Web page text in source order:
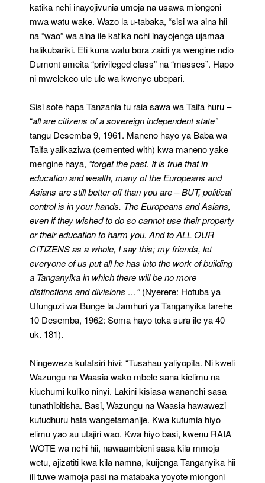
katika nchi inayojivunia umoja na usawa miongoni
mwa watu wake. Wazo la u-tabaka, “sisi wa aina hii
na “wao” wa aina ile katika nchi inayojenga ujamaa
halikubariki. Eti kuna watu bora zaidi ya wengine ndio
Dumont ameita “privileged class” na “masses”. Hapo
ni mwelekeo ule ule wa kwenye ubepari.
Sisi sote hapa Tanzania tu raia sawa wa Taifa huru –
“all are citizens of a sovereign independent state”
tangu Desemba 9, 1961. Maneno hayo ya Baba wa
Taifa yalikaziwa (cemented with) kwa maneno yake
mengine haya, “forget the past. It is true that in
education and wealth, many of the Europeans and
Asians are still better off than you are – BUT, political
control is in your hands. The Europeans and Asians,
even if they wished to do so cannot use their property
or their education to harm you. And to ALL OUR
CITIZENS as a whole, I say this; my friends, let
everyone of us put all he has into the work of building
a Tanganyika in which there will be no more
distinctions and divisions …”(Nyerere: Hotuba ya
Ufunguzi wa Bunge la Jamhuri ya Tanganyika tarehe
10 Desemba, 1962: Soma hayo toka sura ile ya 40
uk. 181).
Ningeweza kutafsiri hivi: “Tusahau yaliyopita. Ni kweli
Wazungu na Waasia wako mbele sana kielimu na
kiuchumi kuliko ninyi. Lakini kisiasa wananchi sasa
tunathibitisha. Basi, Wazungu na Waasia hawawezi
kutudhuru hata wangetamanije. Kwa kutumia hiyo
elimu yao au utajiri wao. Kwa hiyo basi, kwenu RAIA
WOTE wa nchi hii, nawaambieni sasa kila mmoja
wetu, ajizatiti kwa kila namna, kuijenga Tanganyika hii
ili tuwe wamoja pasi na matabaka yoyote miongoni